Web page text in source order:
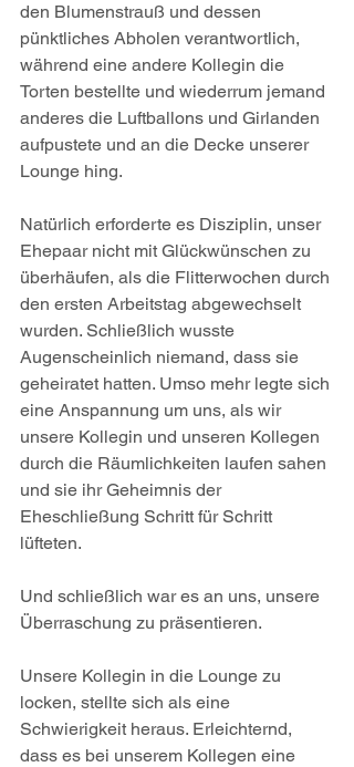
den Blumenstrauß und dessen
pünktliches Abholen verantwortlich,
während eine andere Kollegin die
Torten bestellte und wiederrum jemand
anderes die Luftballons und Girlanden
aufpustete und an die Decke unserer
Lounge hing.
Natürlich erforderte es Disziplin, unser
Ehepaar nicht mit Glückwünschen zu
überhäufen, als die Flitterwochen durch
den ersten Arbeitstag abgewechselt
wurden. Schließlich wusste
Augenscheinlich niemand, dass sie
geheiratet hatten. Umso mehr legte sich
eine Anspannung um uns, als wir
unsere Kollegin und unseren Kollegen
durch die Räumlichkeiten laufen sahen
und sie ihr Geheimnis der
Eheschließung Schritt für Schritt
lüfteten.
Und schließlich war es an uns, unsere
Überraschung zu präsentieren.
Unsere Kollegin in die Lounge zu
locken, stellte sich als eine
Schwierigkeit heraus. Erleichternd,
dass es bei unserem Kollegen eine